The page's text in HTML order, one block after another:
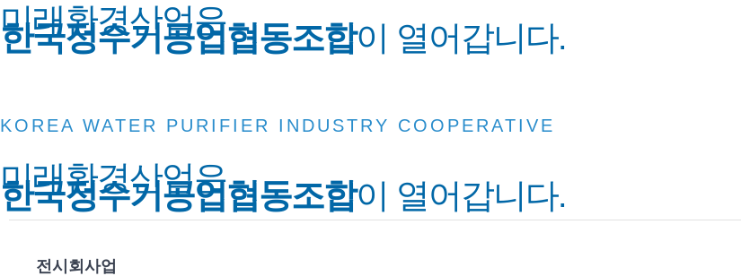
미래환경산업은
한국정수기공업협동조합이 열어갑니다.
KOREA WATER PURIFIER INDUSTRY COOPERATIVE
미래환경산업은
한국정수기공업협동조합이 열어갑니다.
전시회사업